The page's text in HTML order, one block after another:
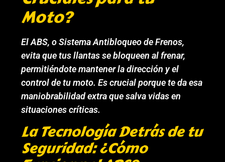
Moto?
El ABS, o Sistema Antibloqueo de Frenos,
evita que tus llantas se bloqueen al frenar,
permitiéndote mantener la dirección y el
control de tu moto. Es crucial porque te da esa
maniobrabilidad extra que salva vidas en
situaciones críticas.
La Tecnología Detrás de tu
Seguridad: ¿Cómo